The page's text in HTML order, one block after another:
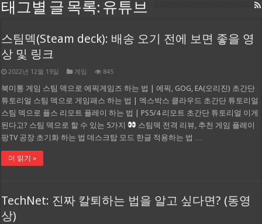
태그별 글 목록: 유튜브
스팀덱(Steam deck): 배송 오기 전에 보면 좋을 영
상 및 링크
2022년 12월 19일 게임 845
북미통 게임 스팀 덱으로 에픽게임즈 하는 법 | 에픽, GOG, EA(오리진) 초간단
튜토리얼 스팀 덱으로 게임패스 하는 법 | 엑스박스 클라우드 초간단 튜토리얼
스팀 덱으로 플스 리모트 플레이 하는 법 | PS5/4 리모트 초간단 튜토리얼 이게
된다고? 스팀 덱으로 할 수 있는 5가지
스팀덱 전격 리뷰, 추천 게임 플레이
팡TV 공장 초기화 하는 법 데스크탑 모드 한글 적용하는 법 …
더 읽기 »
TechNet: 진짜 칼퇴하는 법을 알고 싶다면? (동영
상)